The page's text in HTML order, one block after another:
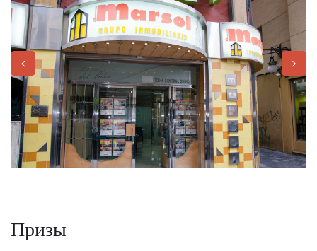
Призы